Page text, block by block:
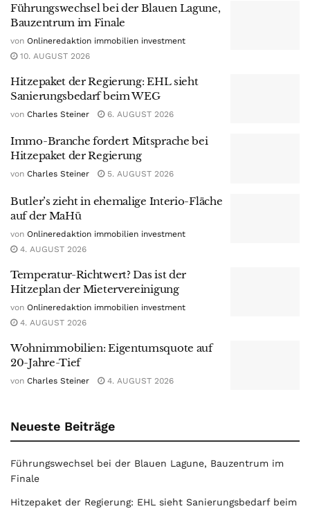
Führungswechsel bei der Blauen Lagune,
Bauzentrum im Finale
von Onlineredaktion immobilien investment
10. AUGUST 2026
Hitzepaket der Regierung: EHL sieht
Sanierungsbedarf beim WEG
von Charles Steiner 6. AUGUST 2026
Immo-Branche fordert Mitsprache bei
Hitzepaket der Regierung
von Charles Steiner 5. AUGUST 2026
Butler’s zieht in ehemalige Interio-Fläche
auf der MaHü
von Onlineredaktion immobilien investment
4. AUGUST 2026
Temperatur-Richtwert? Das ist der
Hitzeplan der Mietervereinigung
von Onlineredaktion immobilien investment
4. AUGUST 2026
Wohnimmobilien: Eigentumsquote auf
20-Jahre-Tief
von Charles Steiner 4. AUGUST 2026
Neueste Beiträge
Führungswechsel bei der Blauen Lagune, Bauzentrum im
Finale
Hitzepaket der Regierung: EHL sieht Sanierungsbedarf beim